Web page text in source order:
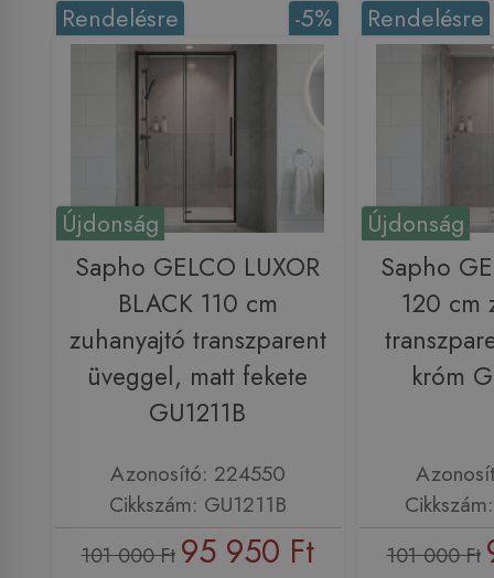
Újdonság
-5%
Rendelésre
Sapho GELCO LUXOR
BLACK 110 cm
zuhanyajtó transzparent
üveggel, matt fekete
GU1211B
Azonosító: 224550
Cikkszám: GU1211B
101 000 Ft 95 950 Ft
Újdonság
Rendelésre
Sapho
120 cm
króm
101 000 Ft